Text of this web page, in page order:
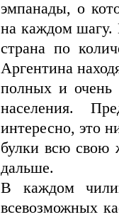
эмпанады, о
на каждом шагу.
страна по
Аргентина
полных и очень
населения.
интересно, это
булки всю свою
дальше.
В каждом
всевозможных